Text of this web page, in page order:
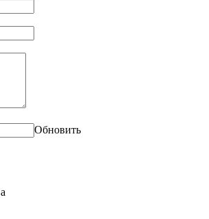
Обновить